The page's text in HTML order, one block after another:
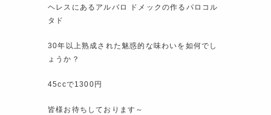
ヘレスにあるアルバロ ドメックの作るパロコル
タド
30年以上熟成された魅惑的な味わいを如何でし
ょうか？
45ccで1300円
皆様お待ちしております～